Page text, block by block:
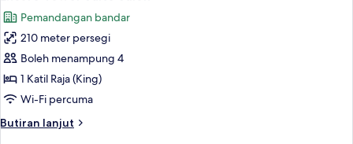
semua
foto
untuk
Encore
Tower
Suite
Pemandangan bandar
210 meter persegi
Boleh menampung 4
1 Katil Raja (King)
Wi-Fi percuma
Butiran lanjut
Butiran